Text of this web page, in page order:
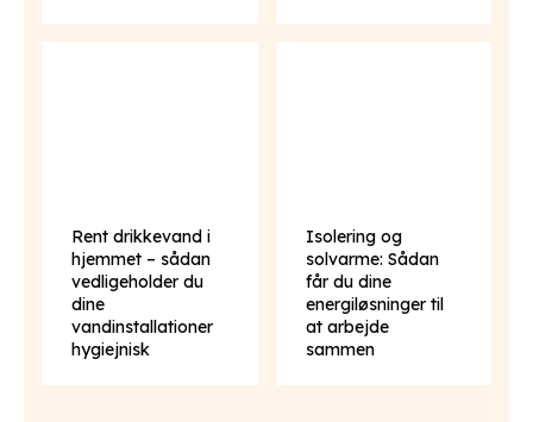
Rent drikkevand i
hjemmet – sådan
vedligeholder du
dine
vandinstallationer
hygiejnisk
Isolering og
solvarme: Sådan
får du dine
energiløsninger til
at arbejde
sammen